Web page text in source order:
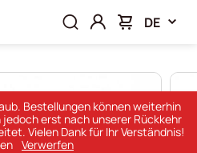
DE
Bestellungen können weiterhin
erst nach unserer Rückkehr
Vielen Dank für Ihr Verständnis!
Verwerfen